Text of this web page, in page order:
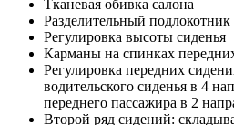
Тканевая обивка салона
Разделительный подлокотник
Регулировка высоты сиденья
Карманы на спинках
Регулировка передних
водительского сиденья в 4
переднего пассажира в 2
Второй ряд сидений: